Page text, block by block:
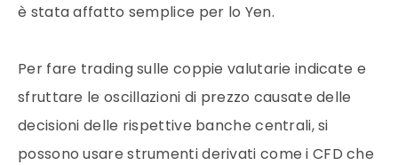
è stata affatto semplice per lo Yen.
Per fare trading sulle coppie valutarie indicate e
sfruttare le oscillazioni di prezzo causate delle
decisioni delle rispettive banche centrali, si
possono usare strumenti derivati come i CFD che